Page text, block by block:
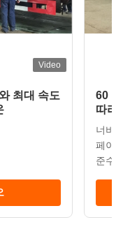
스피어 승차철
13650mm 레일 탱
Video
최대 속도
60
따라
표
달
너비
페이
준수